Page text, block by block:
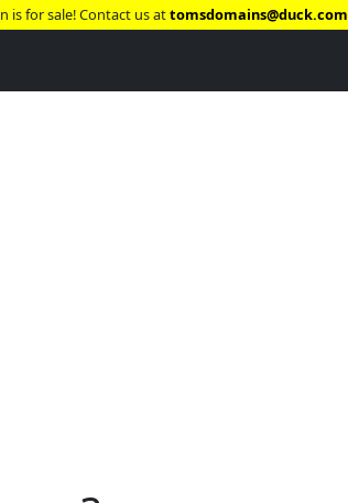
is for sale! Contact us attomsdomains@duck.com